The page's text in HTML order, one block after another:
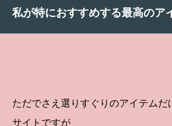
私が特におすすめする最高のア
ただでさえ選りすぐりのアイテムだ
サイトですが